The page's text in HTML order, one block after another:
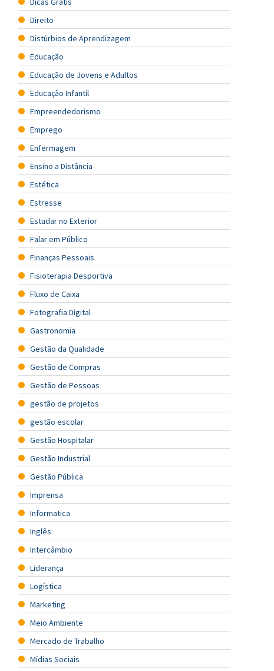
Direito
Distúrbios de Aprendizagem
Educação
Educação de Jovens e Adultos
Educação Infantil
Empreendedorismo
Emprego
Enfermagem
Ensino a Distância
Estética
Estresse
Estudar no Exterior
Falar em Público
Finanças Pessoais
Fisioterapia Desportiva
Fluxo de Caixa
Fotografia Digital
Gastronomia
Gestão da Qualidade
Gestão de Compras
Gestão de Pessoas
gestão de projetos
gestão escolar
Gestão Hospitalar
Gestão Industrial
Gestão Pública
Imprensa
Informatica
Inglês
Intercâmbio
Liderança
Logística
Marketing
Meio Ambiente
Mercado de Trabalho
Mídias Sociais